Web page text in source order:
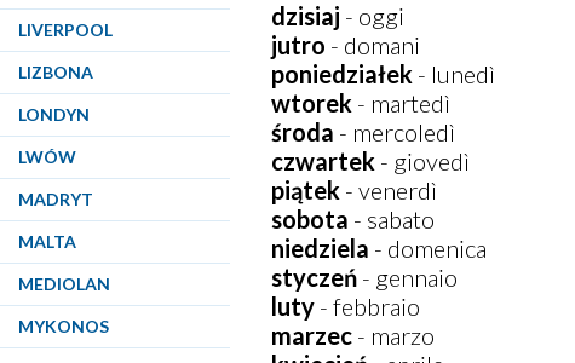
LIVERPOOL
LIZBONA
LONDYN
LWÓW
MADRYT
MALTA
MEDIOLAN
MYKONOS
dzisiaj - oggi
jutro - domani
poniedziałek - lunedì
wtorek - martedì
środa - mercoledì
czwartek - giovedì
piątek - venerdì
sobota - sabato
niedziela - domenica
styczeń - gennaio
luty - febbraio
marzec - marzo